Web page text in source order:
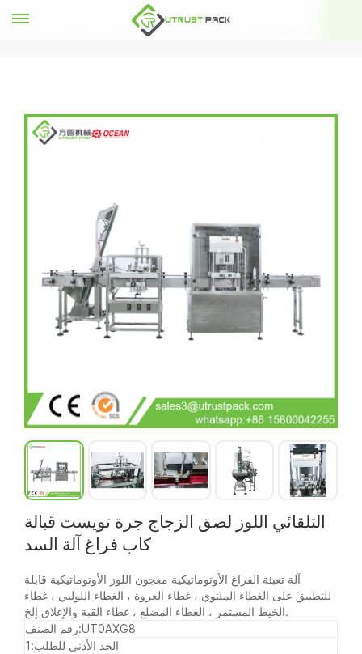
التلقائي اللوز لصق الزجاج جرة تويست قبالة كاب فراغ آلة السد
التلقائي اللوز لصق الزجاج جرة تويست قبالة
كاب فراغ آلة السد
آلة تعبئة الفراغ الأوتوماتيكية معجون اللوز الأوتوماتيكية قابلة
للتطبيق على الغطاء الملتوي ، غطاء العروة ، الغطاء اللولبي ، غطاء
الخيط المستمر ، الغطاء المضلع ، غطاء القبة والإغلاق إلخ.
رقم الصنف:UT0AXG8
الحد الأدنى للطلب:1